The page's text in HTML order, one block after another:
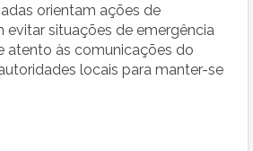
orientam ações de
evitar situações de emergência
atento às comunicações do
locais para manter-se